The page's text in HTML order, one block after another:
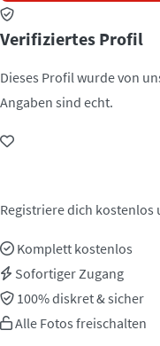
Verifiziertes Profil
Dieses Profil wurde von
Angaben sind echt.
Registriere dich kostenlos
Komplett kostenlos
Sofortiger Zugang
100% diskret & sicher
Alle Fotos freischalten